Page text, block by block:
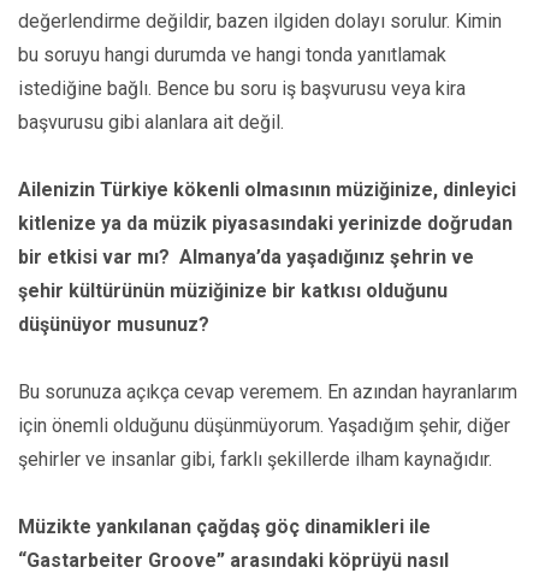
değerlendirme değildir, bazen ilgiden dolayı sorulur. Kimin
bu soruyu hangi durumda ve hangi tonda yanıtlamak
istediğine bağlı. Bence bu soru iş başvurusu veya kira
başvurusu gibi alanlara ait değil.
Ailenizin Türkiye kökenli olmasının müziğinize, dinleyici
kitlenize ya da müzik piyasasındaki yerinizde doğrudan
bir etkisi var mı? Almanya’da yaşadığınız şehrin ve
şehir kültürünün müziğinize bir katkısı olduğunu
düşünüyor musunuz?
Bu sorunuza açıkça cevap veremem. En azından hayranlarım
için önemli olduğunu düşünmüyorum. Yaşadığım şehir, diğer
şehirler ve insanlar gibi, farklı şekillerde ilham kaynağıdır.
Müzikte yankılanan çağdaş göç dinamikleri ile
“Gastarbeiter Groove” arasındaki köprüyü nasıl